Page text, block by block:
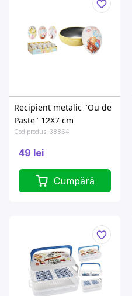
Recipient metalic "Ou de
Paste" 12X7 cm
Cod produs: 38864
49 lei
Cumpără